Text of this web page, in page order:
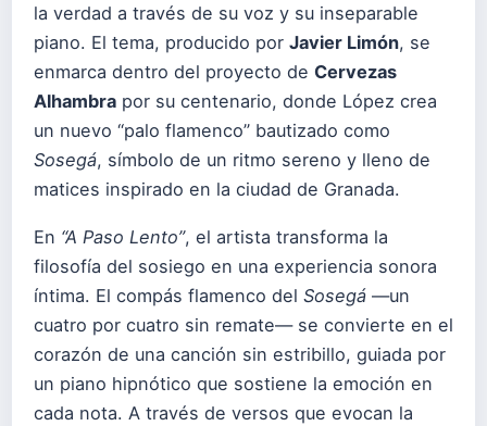
la verdad a través de su voz y su inseparable
piano. El tema, producido por Javier Limón, se
enmarca dentro del proyecto de Cervezas
Alhambra por su centenario, donde López crea
un nuevo “palo flamenco” bautizado como
Sosegá, símbolo de un ritmo sereno y lleno de
matices inspirado en la ciudad de Granada.
En “A Paso Lento”, el artista transforma la
filosofía del sosiego en una experiencia sonora
íntima. El compás flamenco del Sosegá —un
cuatro por cuatro sin remate— se convierte en el
corazón de una canción sin estribillo, guiada por
un piano hipnótico que sostiene la emoción en
cada nota. A través de versos que evocan la